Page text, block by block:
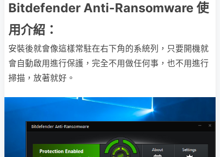
Bitdefender Anti-Ransomware 使
用介紹：
安裝後就會像這樣常駐在右下角的系統列，只要開機就
會自動啟用進行保護，完全不用做任何事，也不用進行
掃描，放著就好。